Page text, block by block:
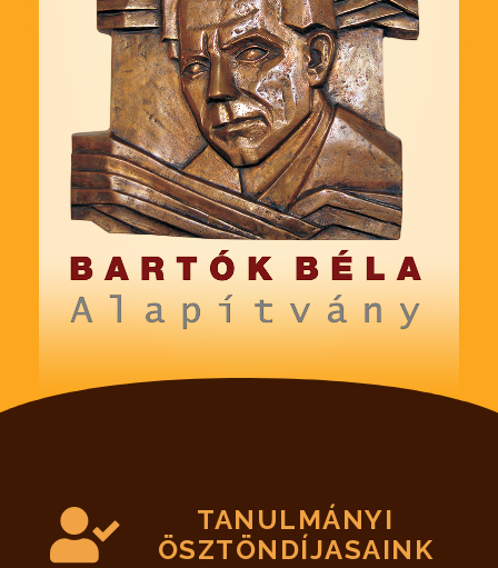
TANULMÁNYI
ÖSZTÖNDÍJASAINK